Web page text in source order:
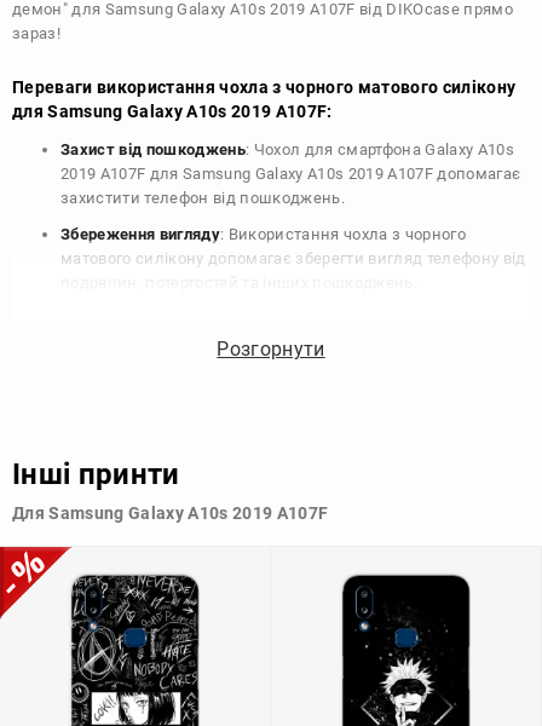
демон" для Samsung Galaxy A10s 2019 A107F від DIKOcase прямо
зараз!
Переваги використання чохла з чорного матового силікону
для Samsung Galaxy A10s 2019 A107F:
Захист від пошкоджень: Чохол для смартфона Galaxy A10s
2019 A107F для Samsung Galaxy A10s 2019 A107F допомагає
захистити телефон від пошкоджень.
Збереження вигляду: Використання чохла з чорного
матового силікону допомагає зберегти вигляд телефону від
для Samsung Galaxy A10s 2019 A107F допомагає зберегти
силікону дозволяє підібрати той, що найбільше відповідає
допомагає захистити ваш пристрій, зберегти його цінність і
додати зручності в користуванні.
Розгорнути
Інші принти
Для Samsung Galaxy A10s 2019 A107F